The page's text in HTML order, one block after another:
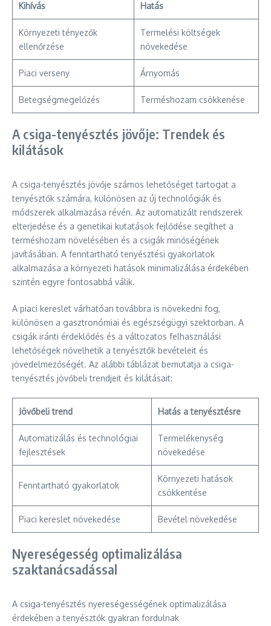
Kihívás Hatás
Környezeti tényezők
ellenőrzése
Termelési költségek
növekedése
Piaci verseny Árnyomás
Betegségmegelőzés Terméshozam csökkenése
A csiga-tenyésztés jövője: Trendek és
kilátások
A csiga-tenyésztés jövője számos lehetőséget tartogat a
tenyésztők számára, különösen az új technológiák és
módszerek alkalmazása révén. Az automatizált rendszerek
elterjedése és a genetikai kutatások fejlődése segíthet a
terméshozam növelésében és a csigák minőségének
javításában. A fenntartható tenyésztési gyakorlatok
alkalmazása a környezeti hatások minimalizálása érdekében
szintén egyre fontosabbá válik.
A piaci kereslet várhatóan továbbra is növekedni fog,
különösen a gasztronómiai és egészségügyi szektorban. A
csigák iránti érdeklődés és a változatos felhasználási
lehetőségek növelhetik a tenyésztők bevételeit és
jövedelmezőségét. Az alábbi táblázat bemutatja a csiga-
tenyésztés jövőbeli trendjeit és kilátásait:
Jövőbeli trend Hatás a tenyésztésre
Automatizálás és technológiai
fejlesztések
Termelékenység
növekedése
Fenntartható gyakorlatok
Környezeti hatások
csökkentése
Piaci kereslet növekedése Bevétel növekedése
Nyereségesség optimalizálása
szaktanácsadással
A csiga-tenyésztés nyereségességének optimalizálása
érdekében a tenyésztők gyakran fordulnak